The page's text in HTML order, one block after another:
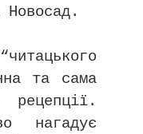
Новосад.
та сама
рецепції.
нагадує